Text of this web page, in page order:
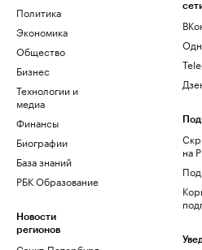
Политика
Экономика
Общество
Бизнес
Технологии и
медиа
Финансы
Биографии
База знаний
РБК Образование
Новости
регионов
на